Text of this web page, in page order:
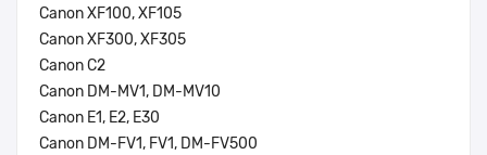
Canon XF100, XF105
Canon XF300, XF305
Canon C2
Canon DM-MV1, DM-MV10
Canon E1, E2, E30
Canon DM-FV1, FV1, DM-FV500